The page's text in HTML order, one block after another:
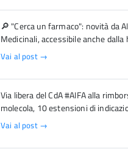
🔎 "Cerca un farmaco": novità da
Medicinali, accessibile anche dalla
Vai al post →
Via libera del CdA #AIFA alla
molecola, 10 estensioni di
Vai al post →